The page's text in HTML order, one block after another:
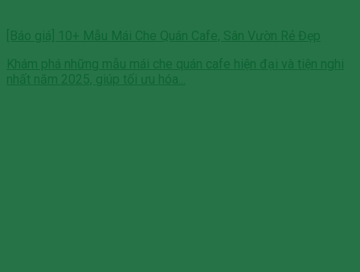
[Báo giá] 10+ Mẫu Mái Che Quán Cafe, Sân Vườn Rẻ Đẹp
Khám phá những mẫu mái che quán cafe hiện đại và tiện nghi
nhất năm 2025, giúp tối ưu hóa...